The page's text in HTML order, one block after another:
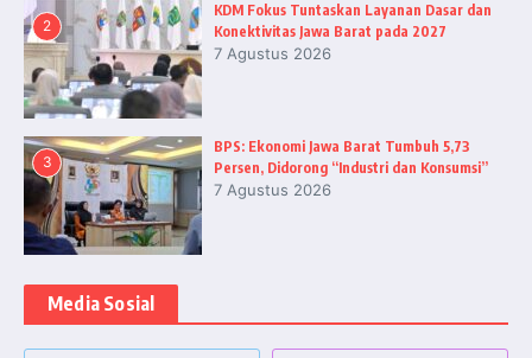
2
KDM Fokus Tuntaskan Layanan Dasar dan
Konektivitas Jawa Barat pada 2027
7 Agustus 2026
3
BPS: Ekonomi Jawa Barat Tumbuh 5,73
Persen, Didorong “Industri dan Konsumsi”
7 Agustus 2026
Media Sosial